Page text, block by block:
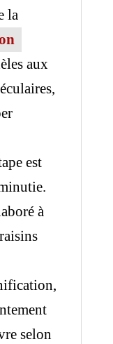
la
aux
est
à
selon